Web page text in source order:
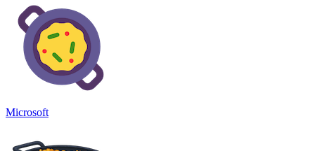
Microsoft